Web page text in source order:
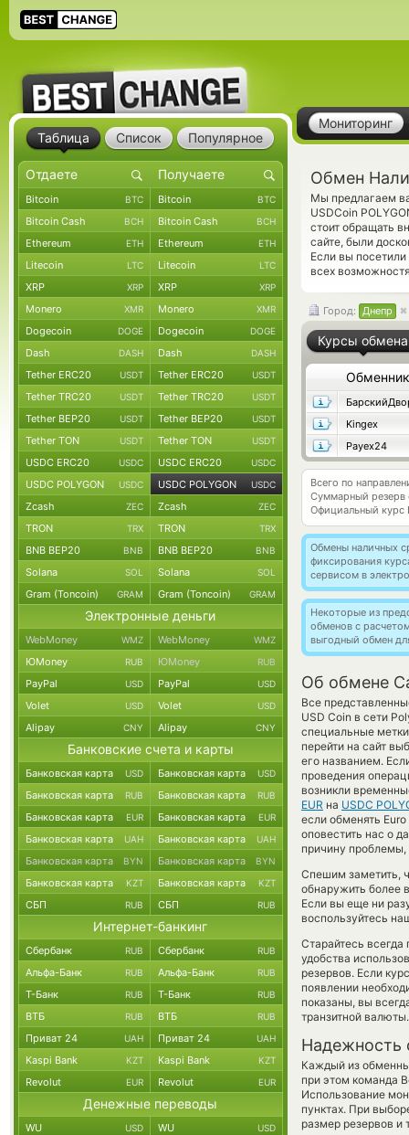
Мониторинг
Обмен
Мы предлагаем
USDCoin
стоит обращать
сайте, были
Если вы
всех
Город: Днепр
Курсы обмена
Обменник
Kingex
Payex24
Всего по
Суммарный резерв
Официальный курс
Обмены наличных
фиксирования
сервисом в
Некоторые из
обменов с
выгодный обмен
Об обмене
Все
USD Coin в сети
специальные
перейти на сайт
его названием.
проведения
возникли
EUR на USDC
если обменять
оповестить нас о
причину
Спешим заметить,
обнаружить более
Если вы еще ни
воспользуйтесь
Старайтесь
удобства
резервов. Если
появлении
показаны, вы
транзитной валюты.
Надежность
Каждый из
при этом команда
Использование
пунктах. При
размер резервов и
Таблица Список Популярное
Bitcoin BTC Bitcoin BTC
Bitcoin Cash BCH Bitcoin Cash BCH
Ethereum ETH Ethereum ETH
Litecoin LTC Litecoin LTC
XRP XRP XRP XRP
Monero XMR Monero XMR
Dogecoin DOGE Dogecoin DOGE
Dash DASH Dash DASH
Tether ERC20 USDT Tether ERC20 USDT
Tether TRC20 USDT Tether TRC20 USDT
Tether BEP20 USDT Tether BEP20 USDT
Tether TON USDT Tether TON USDT
USDC ERC20 USDC USDC ERC20 USDC
USDC POLYGON USDC USDC POLYGON USDC
Zcash ZEC Zcash ZEC
TRON TRX TRON TRX
BNB BEP20 BNB BNB BEP20 BNB
Solana SOL Solana SOL
Gram (Toncoin) GRAM Gram (Toncoin) GRAM
Электронные деньги
WebMoney WMZ WebMoney WMZ
ЮMoney RUB ЮMoney RUB
PayPal USD PayPal USD
Volet USD Volet USD
Alipay CNY Alipay CNY
Банковские счета и карты
Банковская карта USD Банковская карта USD
Банковская карта RUB Банковская карта RUB
Банковская карта EUR Банковская карта EUR
Банковская карта UAH Банковская карта UAH
Банковская карта BYN Банковская карта BYN
Банковская карта KZT Банковская карта KZT
СБП RUB СБП RUB
Интернет-банкинг
Сбербанк RUB Сбербанк RUB
Альфа-Банк RUB Альфа-Банк RUB
Т-Банк RUB Т-Банк RUB
ВТБ RUB ВТБ RUB
Приват 24 UAH Приват 24 UAH
Kaspi Bank KZT Kaspi Bank KZT
Revolut EUR Revolut EUR
Денежные переводы
WU USD WU USD